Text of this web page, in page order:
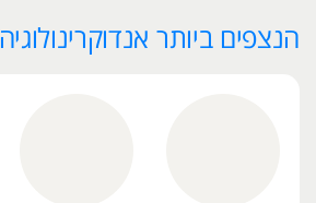
הנצפים ביותר אנדוקרינולוגיה